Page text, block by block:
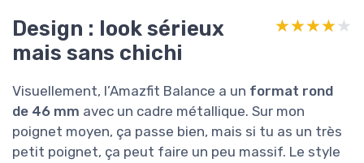
Design : look sérieux
mais sans chichi
★★★★★
★★★★★
Visuellement, l’Amazfit Balance a un format rond
de 46 mm avec un cadre métallique. Sur mon
poignet moyen, ça passe bien, mais si tu as un très
petit poignet, ça peut faire un peu massif. Le style